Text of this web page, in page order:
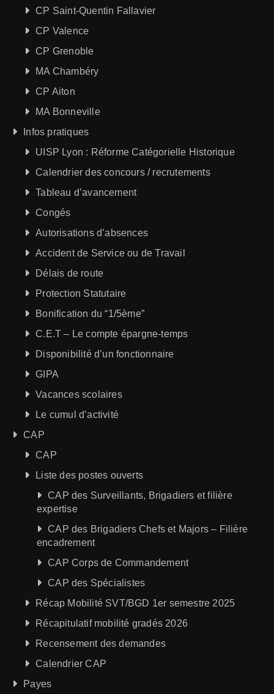
CP Saint-Quentin Fallavier
CP Valence
CP Grenoble
MA Chambéry
CP Aiton
MA Bonneville
Infos pratiques
UISP Lyon : Réforme Catégorielle Historique
Calendrier des concours / recrutements
Tableau d’avancement
Congés
Autorisations d’absences
Accident de Service ou de Travail
Délais de route
Protection Statutaire
Bonification du “1/5ème”
C.E.T – Le compte épargne-temps
Disponibilité d’un fonctionnaire
GIPA
Vacances scolaires
Le cumul d’activité
CAP
CAP
Liste des postes ouverts
CAP des Surveillants, Brigadiers et filière
expertise
CAP des Brigadiers Chefs et Majors – Filière
encadrement
CAP Corps de Commandement
CAP des Spécialistes
Récap Mobilité SVT/BGD 1er semestre 2025
Récapitulatif mobilité gradés 2026
Recensement des demandes
Calendrier CAP
Payes